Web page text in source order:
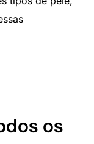
os